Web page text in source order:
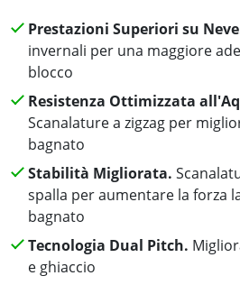
Prestazioni Superiori su
invernali per una maggiore
blocco
Resistenza Ottimizzata
Scanalature a zigzag per
bagnato
Stabilità Migliorata.
spalla per aumentare la forza
bagnato
Tecnologia Dual Pitch.
e ghiaccio